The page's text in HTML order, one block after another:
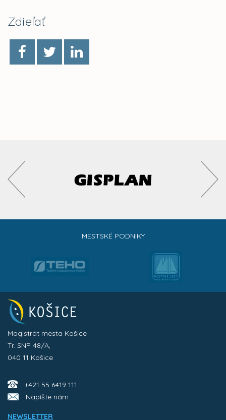
Zdieľať
MESTSKÉ PODNIKY
Magistrát mesta Košice
Tr. SNP 48/A,
040 11 Košice
+421 55 6419 111
Napíšte nám
NEWSLETTER